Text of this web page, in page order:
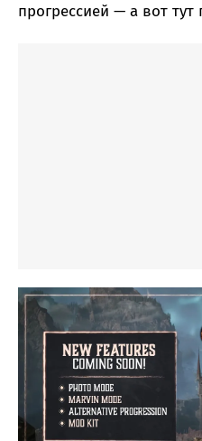
прогрессией — а вот